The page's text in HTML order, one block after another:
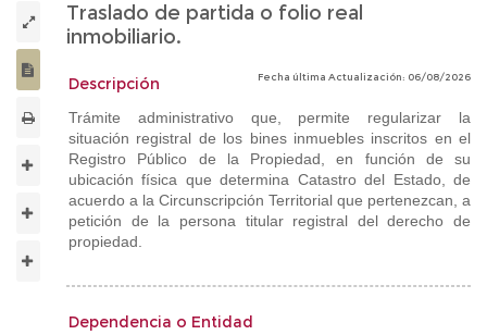
Traslado de partida o folio real
inmobiliario.
Fecha última Actualización: 06/08/2026
Descripción
Trámite administrativo que, permite regularizar la
situación registral de los bines inmuebles inscritos en el
Registro Público de la Propiedad, en función de su
ubicación física que determina Catastro del Estado, de
acuerdo a la Circunscripción Territorial que pertenezcan, a
petición de la persona titular registral del derecho de
propiedad.
Dependencia o Entidad